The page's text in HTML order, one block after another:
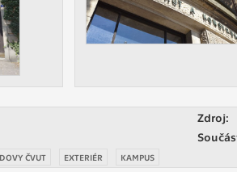
účelem zobrazení správných
Zpravidla jde o cookies systémů
aplikace nedokáže zařadit. Naším
Zdroj:
ČVUT EXTERIÉR KAMPUS